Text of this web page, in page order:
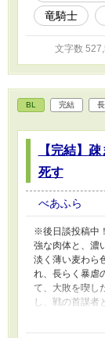
竜騎士
文字数
BL 完結
【完結】
死す
べあふら
※後日談投稿中
強な肉体と、濃
淡く薄い麦わら
れ、長らく暴虐
て、大敗を喫し
し、戦の首謀者
待ち受けてい
ヴァン・グラン